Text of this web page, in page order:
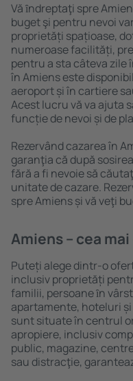
Vă ȋndreptaţi spre
buget şi pentru nevoi
proprietăți spațioase,
numeroase facilități,
pentru a sta câteva zile
în Amiens este
aeroport și în cartiere
Acest lucru vă va ajuta
funcție de nevoi și de
Rezervând cazarea în
garanţia că după
fără a fi nevoie să
unitate de cazare.
spre Amiens și vă veţi
Amiens – cea
Puteți alege dintr-o
inclusiv proprietăți
familii, persoane ȋn
apartamente, hoteluri
sunt situate în centrul
apropiere, inclusiv
public, magazine,
sau distracţie,